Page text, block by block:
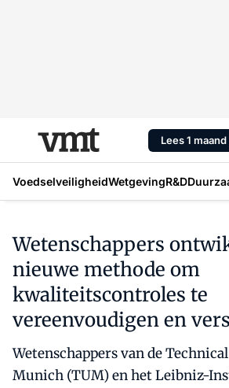
Lees 1
VoedselveiligheidWetgevingR&D
Wetenschappers
nieuwe methode om
kwaliteitscontroles te
vereenvoudigen en
Wetenschappers van de
Munich (TUM) en het Leibniz-